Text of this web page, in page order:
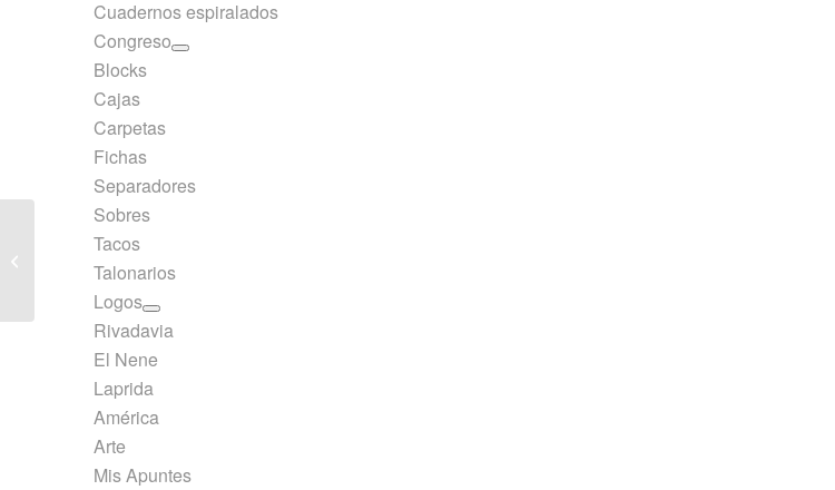
Cuadernos espiralados
Congreso
Blocks
Cajas
Carpetas
Fichas
Separadores
Sobres
Tacos
Talonarios
Logos
Rivadavia
El Nene
Laprida
América
Arte
Mis Apuntes
Cuaderno Rivadavia
Rayado 50 hojas